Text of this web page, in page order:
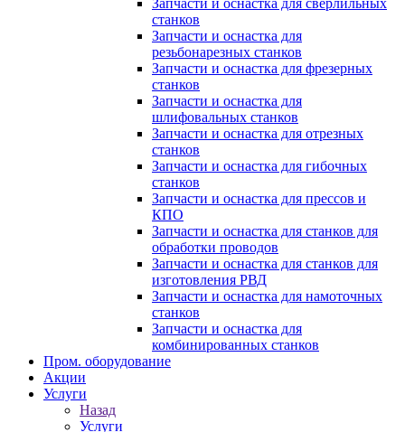
Запчасти и оснастка для сверлильных
станков
Запчасти и оснастка для
резьбонарезных станков
Запчасти и оснастка для фрезерных
станков
Запчасти и оснастка для
шлифовальных станков
Запчасти и оснастка для отрезных
станков
Запчасти и оснастка для гибочных
станков
Запчасти и оснастка для прессов и
КПО
Запчасти и оснастка для станков для
обработки проводов
Запчасти и оснастка для станков для
изготовления РВД
Запчасти и оснастка для намоточных
станков
Запчасти и оснастка для
комбинированных станков
Пром. оборудование
Акции
Услуги
Назад
Услуги